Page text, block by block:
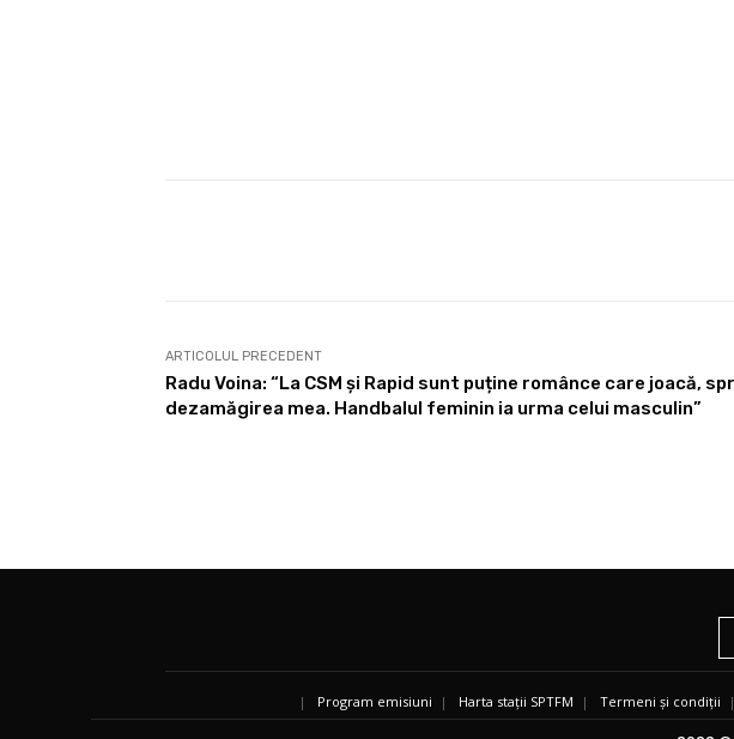
ARTICOLUL PRECEDENT
Radu Voina: “La CSM și Rapid sunt puține românce care joacă,
dezamăgirea mea. Handbalul feminin ia urma celui masculin”
| Program emisiuni | Harta stații SPTFM | Termeni și condiții